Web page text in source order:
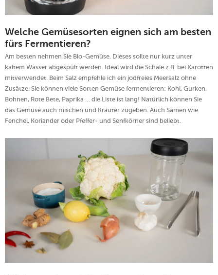
Welche Gemüsesorten eignen sich am besten
fürs Fermentieren?
Am besten nehmen Sie Bio-Gemüse. Dieses sollte nur kurz unter
kaltem Wasser abgespült werden. Ideal wird die Schale z.B. bei Karotten
mitverwendet. Beim Salz empfehle ich ein jodfreies Meersalz ohne
Zusätze. Sie können viele Sorten Gemüse fermentieren: Kohl, Gurken,
Bohnen, Rote Bete, Paprika … die Liste ist lang! Natürlich können Sie
das Gemüse auch mischen und Kräuter zugeben. Auch Samen wie
Fenchel, Koriander oder Pfeffer- und Senfkörner sind beliebt.